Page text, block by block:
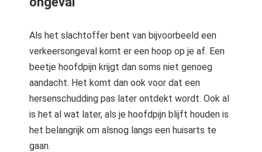
Als het slachtoffer bent van bijvoorbeeld een
verkeersongeval komt er een hoop op je af. Een
beetje hoofdpijn krijgt dan soms niet genoeg
aandacht. Het komt dan ook voor dat een
hersenschudding pas later ontdekt wordt. Ook al
is het al wat later, als je hoofdpijn blijft houden is
het belangrijk om alsnog langs een huisarts te
gaan.